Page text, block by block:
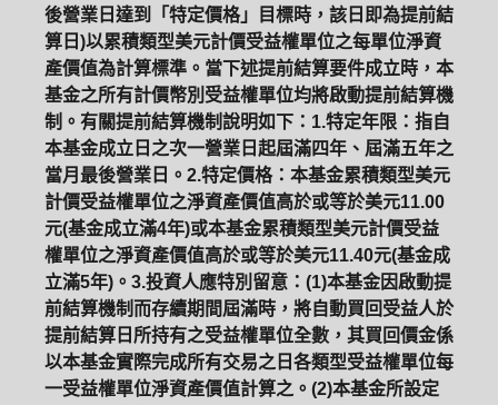
後營業日達到「特定價格」目標時，該日即為提前結
算日)以累積類型美元計價受益權單位之每單位淨資
產價值為計算標準。當下述提前結算要件成立時，本
基金之所有計價幣別受益權單位均將啟動提前結算機
制。有關提前結算機制說明如下：1.特定年限：指自
本基金成立日之次一營業日起屆滿四年、屆滿五年之
當月最後營業日。2.特定價格：本基金累積類型美元
計價受益權單位之淨資產價值高於或等於美元11.00
元(基金成立滿4年)或本基金累積類型美元計價受益
權單位之淨資產價值高於或等於美元11.40元(基金成
立滿5年)。3.投資人應特別留意：(1)本基金因啟動提
前結算機制而存續期間屆滿時，將自動買回受益人於
提前結算日所持有之受益權單位全數，其買回價金係
以本基金實際完成所有交易之日各類型受益權單位每
一受益權單位淨資產價值計算之。(2)本基金所設定